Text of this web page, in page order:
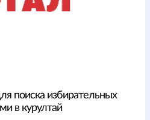
поиска избирательных
в курултай